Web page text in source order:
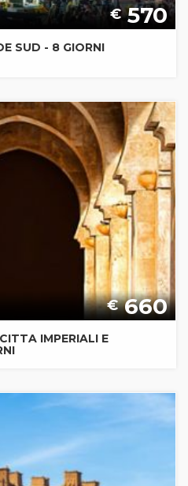
€ 570
SUD - 8 GIORNI
€ 660
IMPERIALI E